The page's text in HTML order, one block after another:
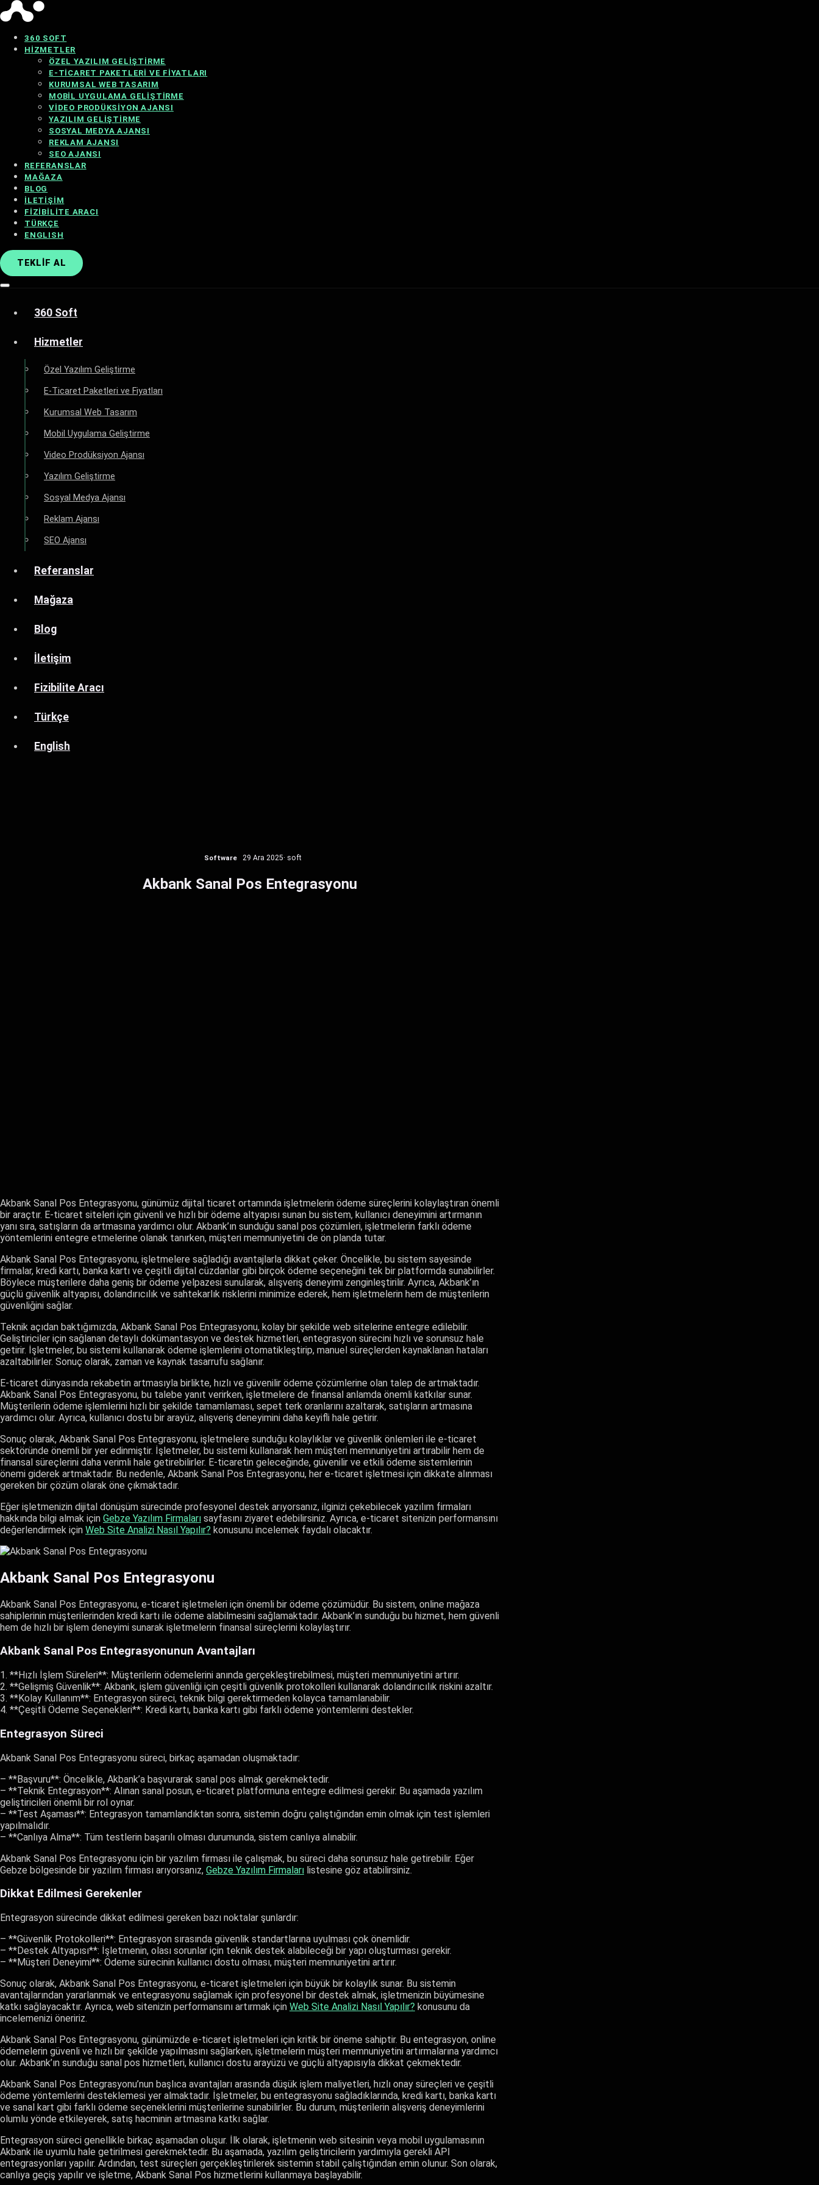
360 SOFT
HIZMETLER
ÖZEL YAZILIM GELIŞTIRME
E-TICARET PAKETLERI VE FIYATLARI
KURUMSAL WEB TASARIM
MOBIL UYGULAMA GELIŞTIRME
VIDEO PRODÜKSIYON AJANSI
YAZILIM GELIŞTIRME
SOSYAL MEDYA AJANSI
REKLAM AJANSI
SEO AJANSI
REFERANSLAR
MAĞAZA
BLOG
İLETIŞIM
FIZIBILITE ARACI
TÜRKÇE
ENGLISH
TEKLIF AL
360 Soft
Hizmetler
Özel Yazılım Geliştirme
E-Ticaret Paketleri ve Fiyatları
Kurumsal Web Tasarım
Mobil Uygulama Geliştirme
Video Prodüksiyon Ajansı
Yazılım Geliştirme
Sosyal Medya Ajansı
Reklam Ajansı
SEO Ajansı
Referanslar
Mağaza
Blog
İletişim
Fizibilite Aracı
Türkçe
English
Software 29 Ara 2025· soft
Akbank Sanal Pos Entegrasyonu
Akbank Sanal Pos Entegrasyonu, günümüz dijital ticaret ortamında işletmelerin ödeme süreçlerini kolaylaştıran önemli
bir araçtır. E-ticaret siteleri için güvenli ve hızlı bir ödeme altyapısı sunan bu sistem, kullanıcı deneyimini artırmanın
yanı sıra, satışların da artmasına yardımcı olur. Akbank’ın sunduğu sanal pos çözümleri, işletmelerin farklı ödeme
yöntemlerini entegre etmelerine olanak tanırken, müşteri memnuniyetini de ön planda tutar.
Akbank Sanal Pos Entegrasyonu, işletmelere sağladığı avantajlarla dikkat çeker. Öncelikle, bu sistem sayesinde
firmalar, kredi kartı, banka kartı ve çeşitli dijital cüzdanlar gibi birçok ödeme seçeneğini tek bir platformda sunabilirler.
Böylece müşterilere daha geniş bir ödeme yelpazesi sunularak, alışveriş deneyimi zenginleştirilir. Ayrıca, Akbank’ın
güçlü güvenlik altyapısı, dolandırıcılık ve sahtekarlık risklerini minimize ederek, hem işletmelerin hem de müşterilerin
güvenliğini sağlar.
Teknik açıdan baktığımızda, Akbank Sanal Pos Entegrasyonu, kolay bir şekilde web sitelerine entegre edilebilir.
Geliştiriciler için sağlanan detaylı dokümantasyon ve destek hizmetleri, entegrasyon sürecini hızlı ve sorunsuz hale
getirir. İşletmeler, bu sistemi kullanarak ödeme işlemlerini otomatikleştirip, manuel süreçlerden kaynaklanan hataları
azaltabilirler. Sonuç olarak, zaman ve kaynak tasarrufu sağlanır.
E-ticaret dünyasında rekabetin artmasıyla birlikte, hızlı ve güvenilir ödeme çözümlerine olan talep de artmaktadır.
Akbank Sanal Pos Entegrasyonu, bu talebe yanıt verirken, işletmelere de finansal anlamda önemli katkılar sunar.
Müşterilerin ödeme işlemlerini hızlı bir şekilde tamamlaması, sepet terk oranlarını azaltarak, satışların artmasına
yardımcı olur. Ayrıca, kullanıcı dostu bir arayüz, alışveriş deneyimini daha keyifli hale getirir.
Sonuç olarak, Akbank Sanal Pos Entegrasyonu, işletmelere sunduğu kolaylıklar ve güvenlik önlemleri ile e-ticaret
sektöründe önemli bir yer edinmiştir. İşletmeler, bu sistemi kullanarak hem müşteri memnuniyetini artırabilir hem de
finansal süreçlerini daha verimli hale getirebilirler. E-ticaretin geleceğinde, güvenilir ve etkili ödeme sistemlerinin
önemi giderek artmaktadır. Bu nedenle, Akbank Sanal Pos Entegrasyonu, her e-ticaret işletmesi için dikkate alınması
gereken bir çözüm olarak öne çıkmaktadır.
Eğer işletmenizin dijital dönüşüm sürecinde profesyonel destek arıyorsanız, ilginizi çekebilecek yazılım firmaları
hakkında bilgi almak için Gebze Yazılım Firmaları sayfasını ziyaret edebilirsiniz. Ayrıca, e-ticaret sitenizin performansını
değerlendirmek için Web Site Analizi Nasıl Yapılır? konusunu incelemek faydalı olacaktır.
Akbank Sanal Pos Entegrasyonu
Akbank Sanal Pos Entegrasyonu, e-ticaret işletmeleri için önemli bir ödeme çözümüdür. Bu sistem, online mağaza
sahiplerinin müşterilerinden kredi kartı ile ödeme alabilmesini sağlamaktadır. Akbank’ın sunduğu bu hizmet, hem güvenli
hem de hızlı bir işlem deneyimi sunarak işletmelerin finansal süreçlerini kolaylaştırır.
Akbank Sanal Pos Entegrasyonunun Avantajları
1. **Hızlı İşlem Süreleri**: Müşterilerin ödemelerini anında gerçekleştirebilmesi, müşteri memnuniyetini artırır.
2. **Gelişmiş Güvenlik**: Akbank, işlem güvenliği için çeşitli güvenlik protokolleri kullanarak dolandırıcılık riskini azaltır.
3. **Kolay Kullanım**: Entegrasyon süreci, teknik bilgi gerektirmeden kolayca tamamlanabilir.
4. **Çeşitli Ödeme Seçenekleri**: Kredi kartı, banka kartı gibi farklı ödeme yöntemlerini destekler.
Entegrasyon Süreci
Akbank Sanal Pos Entegrasyonu süreci, birkaç aşamadan oluşmaktadır:
– **Başvuru**: Öncelikle, Akbank’a başvurarak sanal pos almak gerekmektedir.
– **Teknik Entegrasyon**: Alınan sanal posun, e-ticaret platformuna entegre edilmesi gerekir. Bu aşamada yazılım
geliştiricileri önemli bir rol oynar.
– **Test Aşaması**: Entegrasyon tamamlandıktan sonra, sistemin doğru çalıştığından emin olmak için test işlemleri
yapılmalıdır.
– **Canlıya Alma**: Tüm testlerin başarılı olması durumunda, sistem canlıya alınabilir.
Akbank Sanal Pos Entegrasyonu için bir yazılım firması ile çalışmak, bu süreci daha sorunsuz hale getirebilir. Eğer
Gebze bölgesinde bir yazılım firması arıyorsanız, Gebze Yazılım Firmaları listesine göz atabilirsiniz.
Dikkat Edilmesi Gerekenler
Entegrasyon sürecinde dikkat edilmesi gereken bazı noktalar şunlardır:
– **Güvenlik Protokolleri**: Entegrasyon sırasında güvenlik standartlarına uyulması çok önemlidir.
– **Destek Altyapısı**: İşletmenin, olası sorunlar için teknik destek alabileceği bir yapı oluşturması gerekir.
– **Müşteri Deneyimi**: Ödeme sürecinin kullanıcı dostu olması, müşteri memnuniyetini artırır.
Sonuç olarak, Akbank Sanal Pos Entegrasyonu, e-ticaret işletmeleri için büyük bir kolaylık sunar. Bu sistemin
avantajlarından yararlanmak ve entegrasyonu sağlamak için profesyonel bir destek almak, işletmenizin büyümesine
katkı sağlayacaktır. Ayrıca, web sitenizin performansını artırmak için Web Site Analizi Nasıl Yapılır? konusunu da
incelemenizi öneririz.
Akbank Sanal Pos Entegrasyonu, günümüzde e-ticaret işletmeleri için kritik bir öneme sahiptir. Bu entegrasyon, online
ödemelerin güvenli ve hızlı bir şekilde yapılmasını sağlarken, işletmelerin müşteri memnuniyetini artırmalarına yardımcı
olur. Akbank’ın sunduğu sanal pos hizmetleri, kullanıcı dostu arayüzü ve güçlü altyapısıyla dikkat çekmektedir.
Akbank Sanal Pos Entegrasyonu’nun başlıca avantajları arasında düşük işlem maliyetleri, hızlı onay süreçleri ve çeşitli
ödeme yöntemlerini desteklemesi yer almaktadır. İşletmeler, bu entegrasyonu sağladıklarında, kredi kartı, banka kartı
ve sanal kart gibi farklı ödeme seçeneklerini müşterilerine sunabilirler. Bu durum, müşterilerin alışveriş deneyimlerini
olumlu yönde etkileyerek, satış hacminin artmasına katkı sağlar.
Entegrasyon süreci genellikle birkaç aşamadan oluşur. İlk olarak, işletmenin web sitesinin veya mobil uygulamasının
Akbank ile uyumlu hale getirilmesi gerekmektedir. Bu aşamada, yazılım geliştiricilerin yardımıyla gerekli API
entegrasyonları yapılır. Ardından, test süreçleri gerçekleştirilerek sistemin stabil çalıştığından emin olunur. Son olarak,
canlıya geçiş yapılır ve işletme, Akbank Sanal Pos hizmetlerini kullanmaya başlayabilir.